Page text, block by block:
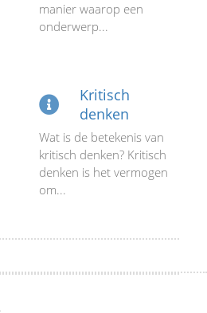
manier waarop een
onderwerp...
Kritisch
denken
Wat is de betekenis van
kritisch denken? Kritisch
denken is het vermogen
om...